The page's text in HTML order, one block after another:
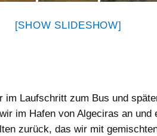
[SHOW SLIDESHOW]
im Laufschritt zum Bus und
im Hafen von Algeciras an und
zurück, das wir mit